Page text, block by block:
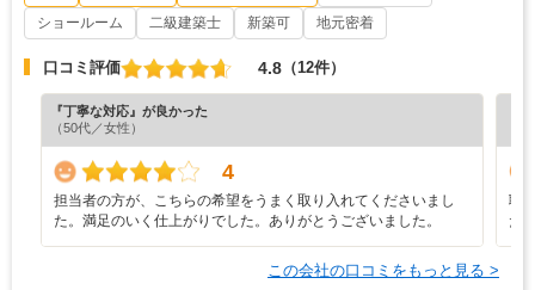
ショールーム
二級建築士 新築可 地元密着
口コミ評価 4.8 （12件）
『丁寧な対応』が良かった
（50代／女性）
4
担当者の方が、こちらの希望をうまく取り入れてくださいまし
た。満足のいく仕上がりでした。ありがとうございました。
職
た
この会社の口コミをもっと見る >